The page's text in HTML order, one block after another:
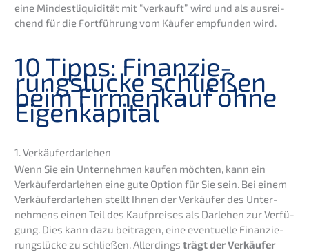
eine Mindest­li­qui­di­tät mit “verkauft” wird und als ausrei­
chend für die Fortfüh­rung vom Käufer empfun­den wird.
10 Tipps: Finan­zie­
rungs­lü­cke schlie­ßen
beim Firmen­kauf ohne
Eigenkapital
1. Verkäu­fer­dar­le­hen
Wenn Sie ein Unter­neh­men kaufen möchten, kann ein
Verkäu­fer­dar­le­hen eine gute Option für Sie sein. Bei einem
Verkäu­fer­dar­le­hen stellt Ihnen der Verkäu­fer des Unter­
neh­mens einen Teil des Kaufprei­ses als Darle­hen zur Verfü­
gung. Dies kann dazu beitra­gen, eine eventu­el­le Finan­zie­
rungs­lü­cke zu schlie­ßen. Aller­dings trägt der Verkäu­fer